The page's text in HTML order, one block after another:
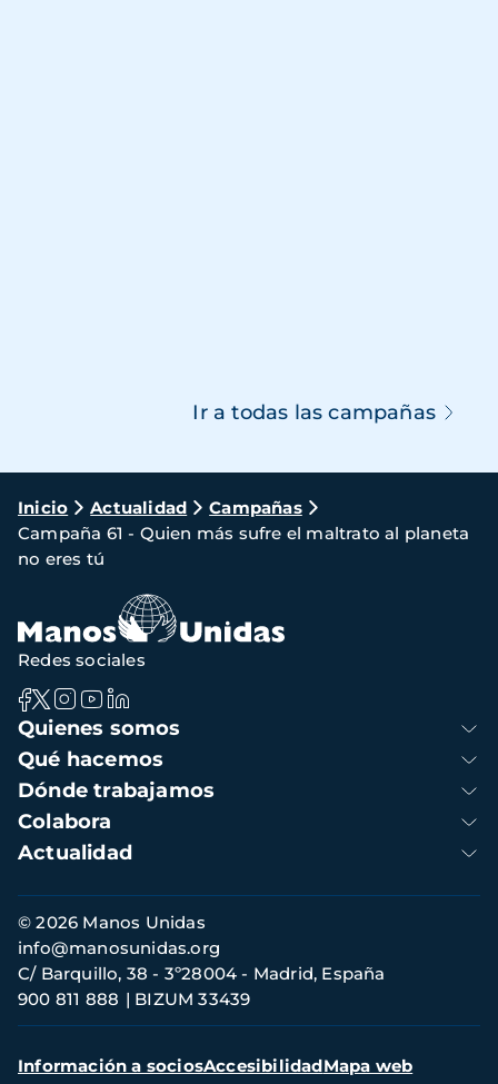
Ir a todas las campañas
Ruta
de
navegación
Inicio Actualidad
Campañas
Campaña 61 - Quien más sufre el maltrato al planeta
no eres tú
Navegación
principal
Quienes somos
Qué hacemos
Dónde trabajamos
Colabora
Actualidad
Redes sociales
Información
de
contacto
© 2026 Manos Unidas
C/ Barquillo, 38 - 3º28004 - Madrid, España
900 811 888
BIZUM 33439
info@manosunidas.org
Menú
Información a sociosAccesibilidadMapa web